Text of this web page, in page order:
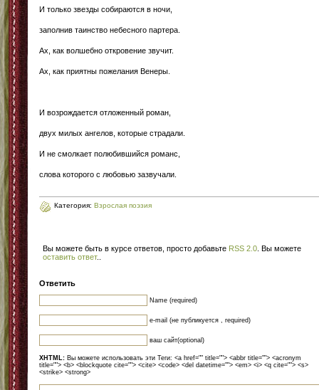
И только звезды собираются в ночи,
заполнив таинство небесного партера.
Ах, как волшебно откровение звучит.
Ах, как приятны пожелания Венеры.
И возрождается отложенный роман,
двух милых ангелов, которые страдали.
И не смолкает полюбившийся романс,
слова которого с любовью зазвучали.
Категория: Взрослая поэзия
Вы можете быть в курсе ответов, просто добавьте RSS 2.0 . Вы можете
оставить ответ.
Ответить
Name (required)
e-mail (не публикуется , required)
ваш сайт(optional)
XHTML: Вы можете использовать эти Теги: <a href="" title=""> <abbr title=""> <acronym
title=""> <b> <blockquote cite=""> <cite> <code> <del datetime=""> <em> <i> <q cite=""> <s>
<strike> <strong>